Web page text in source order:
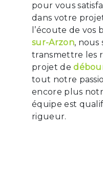
pour vous
dans votre
l’écoute de vos
sur-Arzon, nous
transmettre les
projet de
tout notre
encore plus
équipe est
rigueur.